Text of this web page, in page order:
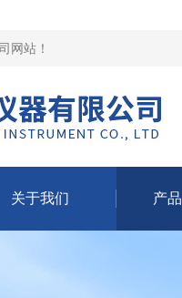
网站 ！
关于我们 产